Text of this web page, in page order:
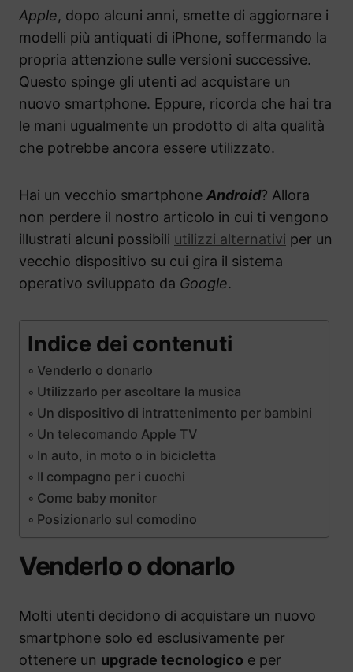
Apple, dopo alcuni anni, smette di aggiornare i
modelli più antiquati di iPhone, soffermando la
propria attenzione sulle versioni successive.
Questo spinge gli utenti ad acquistare un
nuovo smartphone. Eppure, ricorda che hai tra
le mani ugualmente un prodotto di alta qualità
che potrebbe ancora essere utilizzato.
Hai un vecchio smartphone Android? Allora
non perdere il nostro articolo in cui ti vengono
illustrati alcuni possibili utilizzi alternativi per un
vecchio dispositivo su cui gira il sistema
operativo sviluppato da Google.
Indice dei contenuti
Venderlo o donarlo
Utilizzarlo per ascoltare la musica
Un dispositivo di intrattenimento per bambini
Un telecomando Apple TV
In auto, in moto o in bicicletta
Il compagno per i cuochi
Come baby monitor
Posizionarlo sul comodino
Venderlo o donarlo
Molti utenti decidono di acquistare un nuovo
smartphone solo ed esclusivamente per
ottenere un upgrade tecnologico e per